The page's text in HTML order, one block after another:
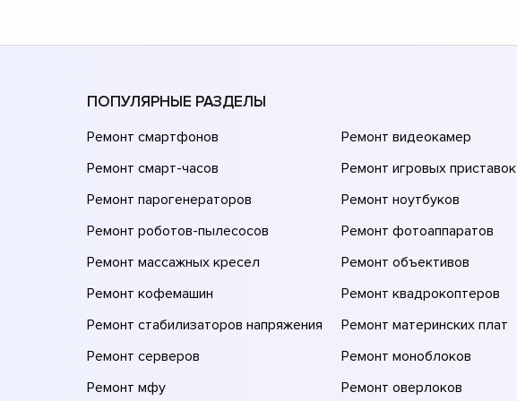
ПОПУЛЯРНЫЕ РАЗДЕЛЫ
Ремонт смартфонов
Ремонт смарт-часов
Ремонт парогенераторов
Ремонт роботов-пылесосов
Ремонт массажных кресел
Ремонт кофемашин
Ремонт стабилизаторов напряжения
Ремонт серверов
Ремонт мфу
Ремонт видеокамер
Ремонт игровых приставок
Ремонт ноутбуков
Ремонт фотоаппаратов
Ремонт объективов
Ремонт квадрокоптеров
Ремонт материнских плат
Ремонт моноблоков
Ремонт оверлоков